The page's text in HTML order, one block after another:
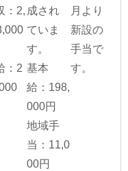
：2,
：2
成され
ていま
す。
基本
給：198,
000円
地域手
当：11,0
00円
月より
新設の
手当で
す。